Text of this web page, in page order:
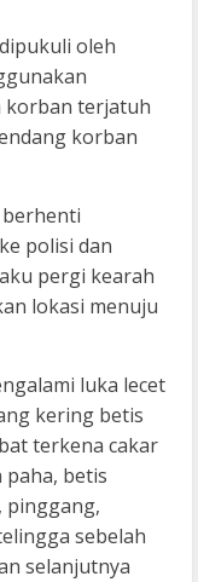
oleh
korban terjatuh
korban
polisi dan
pergi kearah
lokasi menuju
luka lecet
kering betis
terkena cakar
paha, betis
pinggang,
sebelah
selanjutnya